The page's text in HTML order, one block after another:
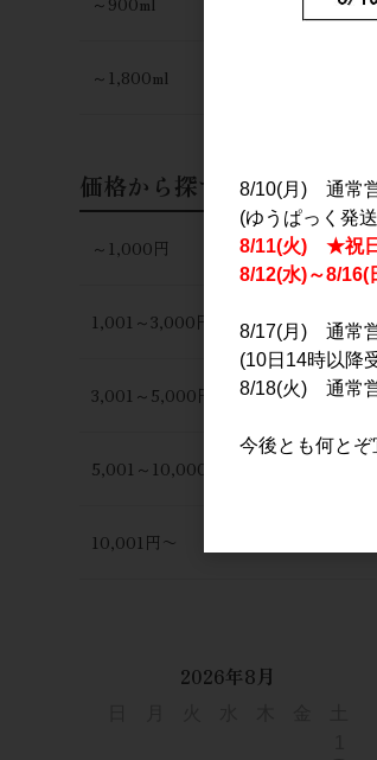
～1,800ml
価格から探す
～1,000円
1,001～3,000円
3,001～5,000円
5,001～10,000円
10,001円〜
2026年8月
8/10(月) 通常
(ゆうぱっく発
8/11(火) ★祝日
8/12(水)～8/
8/17(月) 通常
(10日14時以降
8/18(火) 通常
今後とも何とぞ